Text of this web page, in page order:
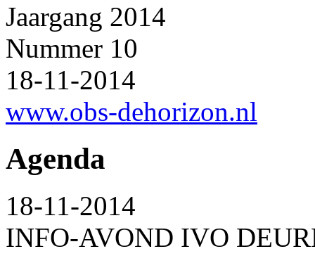
Jaargang 2014
Nummer 10
18-11-2014
www.obs-dehorizon.nl
Agenda
18-11-2014
INFO-AVOND IVO